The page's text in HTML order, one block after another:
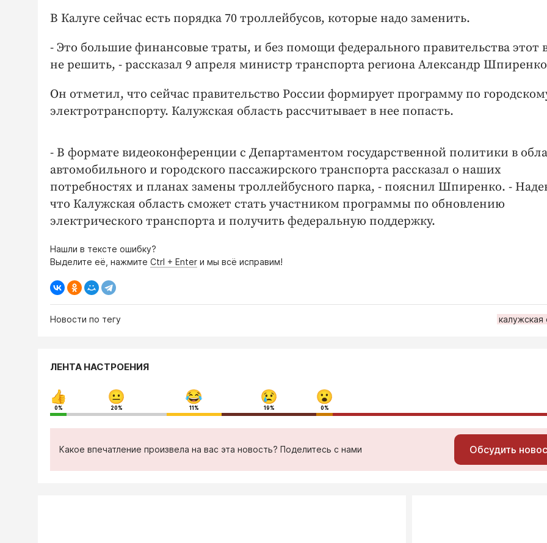
В Калуге сейчас есть порядка 70 троллейбусов, которые надо заменить.
- Это большие финансовые траты, и без помощи федерального правительства этот
не решить, - рассказал 9 апреля министр транспорта региона Александр
Он отметил, что сейчас правительство России формирует программу по
электротранспорту. Калужская область рассчитывает в нее попасть.
- В формате видеоконференции с Департаментом государственной политики в
автомобильного и городского пассажирского транспорта рассказал о наших
потребностях и планах замены троллейбусного парка, - пояснил Шпиренко. -
что Калужская область сможет стать участником программы по обновлению
электрического транспорта и получить федеральную поддержку.
Нашли в тексте ошибку?
Выделите её, нажмите Ctrl + Enter и мы всё исправим!
Новости по тегу калужская
ЛЕНТА НАСТРОЕНИЯ
0% 20% 11% 19% 0%
Какое впечатление произвела на вас эта новость? Поделитесь с нами Обсудить